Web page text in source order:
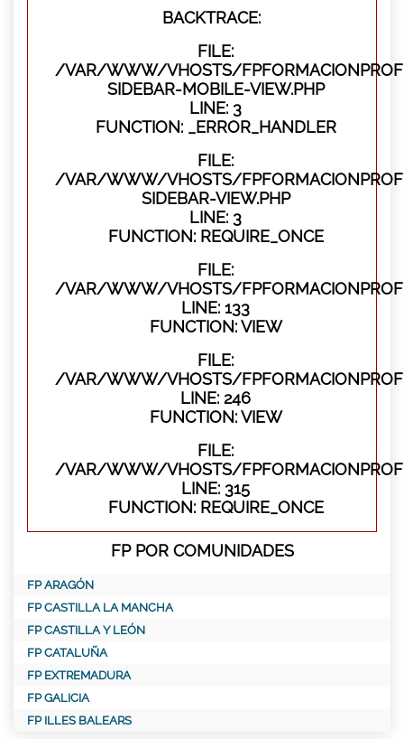
BACKTRACE:
FILE:
/VAR/WWW/VHOSTS/
SIDEBAR-MOBILE-VIEW.PHP
LINE: 3
FUNCTION: _ERROR_HANDLER
FILE:
/VAR/WWW/VHOSTS/
SIDEBAR-VIEW.PHP
LINE: 3
FUNCTION: REQUIRE_ONCE
FILE:
/VAR/WWW/VHOSTS/
LINE: 133
FUNCTION: VIEW
FILE:
/VAR/WWW/VHOSTS/
LINE: 246
FUNCTION: VIEW
FILE:
/VAR/WWW/VHOSTS/
LINE: 315
FUNCTION: REQUIRE_ONCE
FP POR COMUNIDADES
FP ARAGÓN
FP CASTILLA LA MANCHA
FP CASTILLA Y LEÓN
FP CATALUÑA
FP EXTREMADURA
FP GALICIA
FP ILLES BALEARS